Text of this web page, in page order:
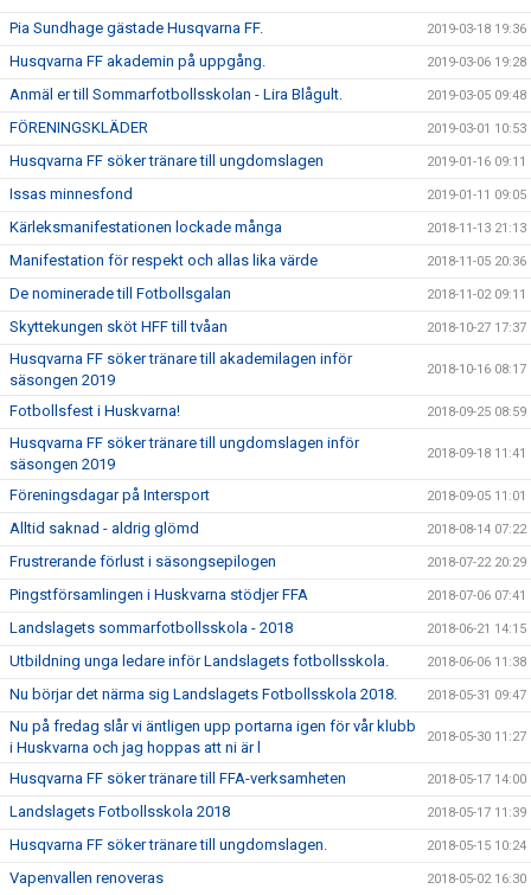
Pia Sundhage gästade Husqvarna FF. 2019-03-18 19:36
Husqvarna FF akademin på uppgång. 2019-03-06 19:28
Anmäl er till Sommarfotbollsskolan - Lira Blågult. 2019-03-05 09:48
FÖRENINGSKLÄDER 2019-03-01 10:53
Husqvarna FF söker tränare till ungdomslagen 2019-01-16 09:11
Issas minnesfond 2019-01-11 09:05
Kärleksmanifestationen lockade många 2018-11-13 21:13
Manifestation för respekt och allas lika värde 2018-11-05 20:36
De nominerade till Fotbollsgalan 2018-11-02 09:11
Skyttekungen sköt HFF till tvåan 2018-10-27 17:37
Husqvarna FF söker tränare till akademilagen inför
säsongen 2019
2018-10-16 08:17
Fotbollsfest i Huskvarna! 2018-09-25 08:59
Husqvarna FF söker tränare till ungdomslagen inför
säsongen 2019
2018-09-18 11:41
Föreningsdagar på Intersport 2018-09-05 11:01
Alltid saknad - aldrig glömd 2018-08-14 07:22
Frustrerande förlust i säsongsepilogen 2018-07-22 20:29
Pingstförsamlingen i Huskvarna stödjer FFA 2018-07-06 07:41
Landslagets sommarfotbollsskola - 2018 2018-06-21 14:15
Utbildning unga ledare inför Landslagets fotbollsskola. 2018-06-06 11:38
Nu börjar det närma sig Landslagets Fotbollsskola 2018. 2018-05-31 09:47
Nu på fredag slår vi äntligen upp portarna igen för vår klubb
i Huskvarna och jag hoppas att ni är l
2018-05-30 11:27
Husqvarna FF söker tränare till FFA-verksamheten 2018-05-17 14:00
Landslagets Fotbollsskola 2018 2018-05-17 11:39
Husqvarna FF söker tränare till ungdomslagen. 2018-05-15 10:24
Vapenvallen renoveras 2018-05-02 16:30